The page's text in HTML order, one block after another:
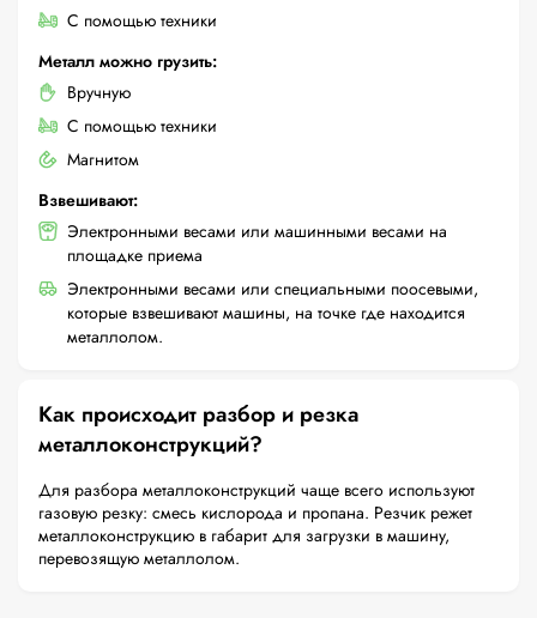
С помощью техники
Металл можно грузить:
Вручную
С помощью техники
Магнитом
Взвешивают:
Электронными весами или машинными весами на
площадке приема
Электронными весами или специальными поосевыми,
которые взвешивают машины, на точке где находится
металлолом.
Как происходит разбор и резка
металлоконструкций?
Для разбора металлоконструкций чаще всего используют
газовую резку: смесь кислорода и пропана. Резчик режет
металлоконструкцию в габарит для загрузки в машину,
перевозящую металлолом.